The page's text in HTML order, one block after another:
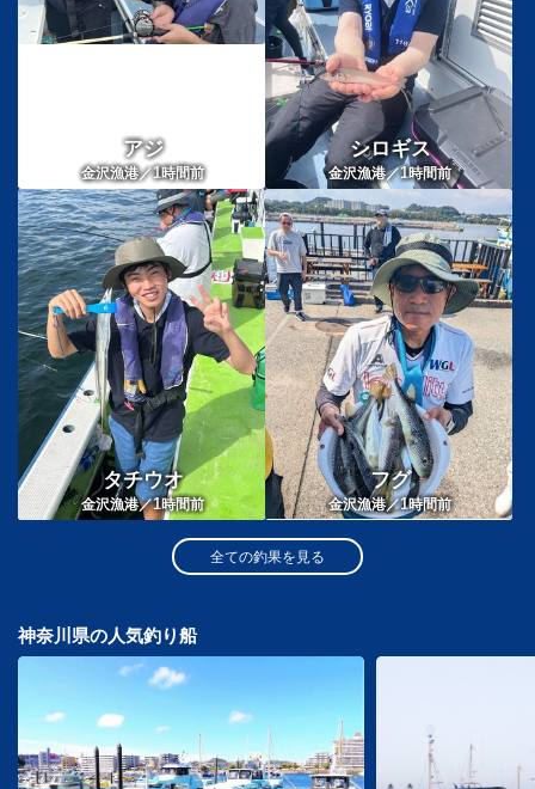
アジ
金沢漁港／1時間前
シロギス
金沢漁港／1時間前
タチウオ
金沢漁港／1時間前
フグ
金沢漁港／1時間前
全ての釣果を見る
神奈川県の人気釣り船